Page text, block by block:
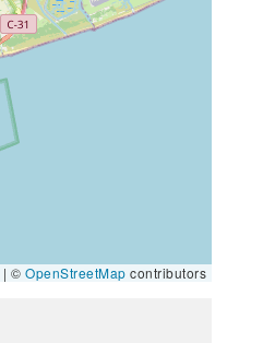
| © OpenStreetMap contributors